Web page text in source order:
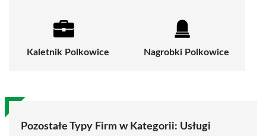
Kaletnik Polkowice Nagrobki Polkowice
Pozostałe Typy Firm w Kategorii: Usługi